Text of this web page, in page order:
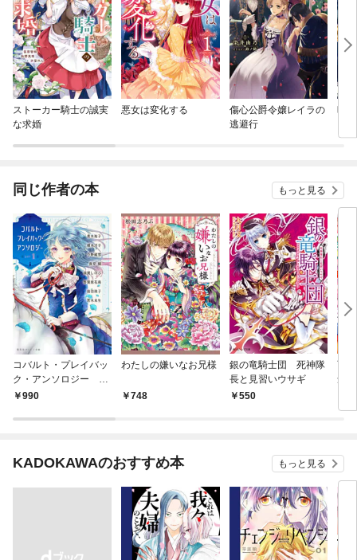
ストーカー騎士の誠実
な求婚
悪女は変化する
傷心公爵令嬢レイラの
逃避行
時
同じ作者の本 もっと見る
コバルト・プレイバッ
ク・アンソロジー ｐ
ａｒｔ １
990
わたしの嫌いなお兄様
748
銀の竜騎士団 死神隊
長と見習いウサギ
550
百
念
KADOKAWAのおすすめ本 もっと見る